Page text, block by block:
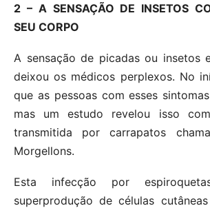
2 – A SENSAÇÃO DE INSETOS
SEU CORPO
A sensação de picadas ou insetos
deixou os médicos perplexos. No
que as pessoas com esses
mas um estudo revelou isso
transmitida por carrapatos
Morgellons.
Esta infecção por
superprodução de células